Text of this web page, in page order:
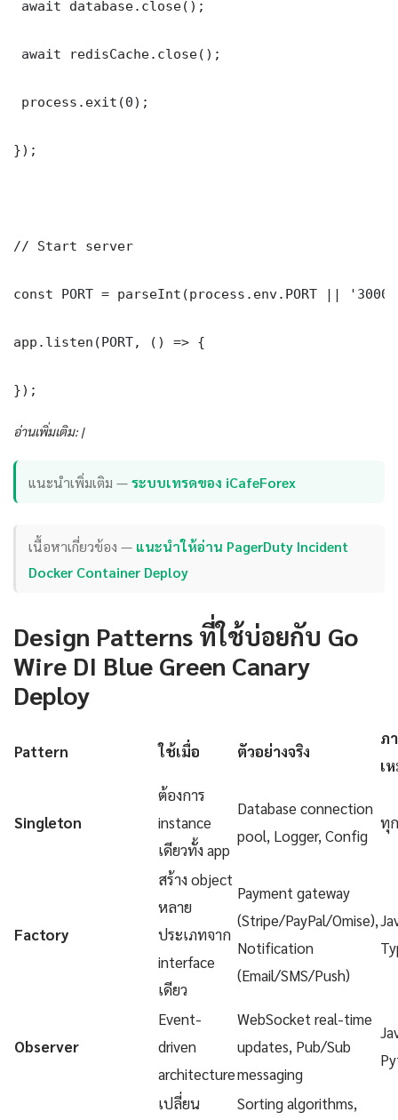
await database.close();
await redisCache.close();
process.exit(0);
});
// Start server
const PORT = parseInt(process.env.PORT ||
app.listen(PORT, () => {
});
อ่านเพิ่มเติม: |
แนะนำเพิ่มเติม —ระบบเทรดของ iCafeForex
เนื้อหาเกี่ยวข้อง — แนะนำให้อ่าน PagerDuty Incident
Docker Container Deploy
Design Patterns ที่ใช้บ่อยกับ Go
Wire DI Blue Green Canary
Deploy
Pattern ใช้เมื่อ ตัวอย่างจริง
ภ
เ
Singleton
ต้องการ
instance
เดียวทั้ง app
Database connection
pool, Logger, Config
ทุ
Factory
สร้าง object
หลาย
ประเภทจาก
interface
เดียว
Payment gateway
(Stripe/PayPal/Omise),
Notification
(Email/SMS/Push)
Observer
Event-
driven
architecture
WebSocket real-time
updates, Pub/Sub
messaging
เปลี่ยน
Sorting algorithms,